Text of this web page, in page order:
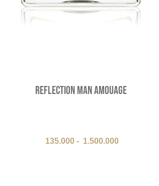
Reflection Man Amouage
135.000 - 1.500.000